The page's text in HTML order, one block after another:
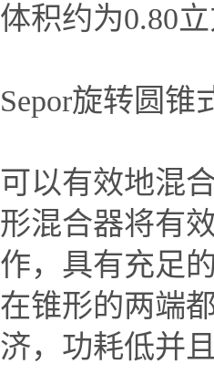
体积约为0.80立
Sepor旋转圆
可以有效地混
形混合器将有
作，具有充足
在锥形的两端
济，功耗低并